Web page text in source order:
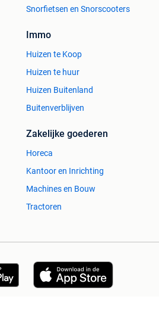
Snorfietsen en Snorscooters
Immo
Huizen te Koop
Huizen te huur
Huizen Buitenland
Buitenverblijven
Zakelijke goederen
Horeca
Kantoor en Inrichting
Machines en Bouw
Tractoren